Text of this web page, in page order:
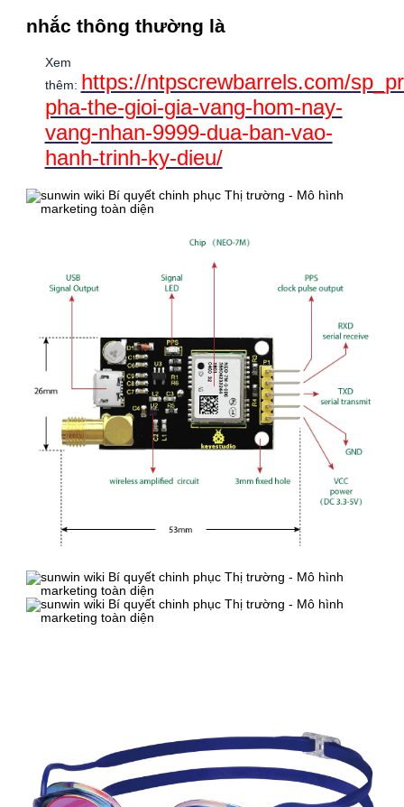
nhắc thông thường là
Xem
thêm: https://ntpscrewbarrels.com/
pha-the-gioi-gia-vang-hom-nay-
vang-nhan-9999-dua-ban-vao-
hanh-trinh-ky-dieu/